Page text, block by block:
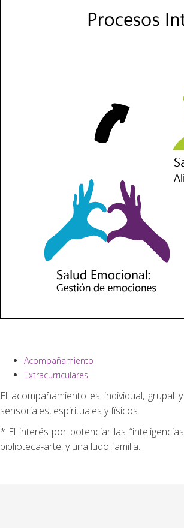
Acompañamiento
Extracurriculares
El acompañamiento es individual,
sensoriales, espirituales y físicos.
* El interés por potenciar las
biblioteca-arte, y una ludo familia.